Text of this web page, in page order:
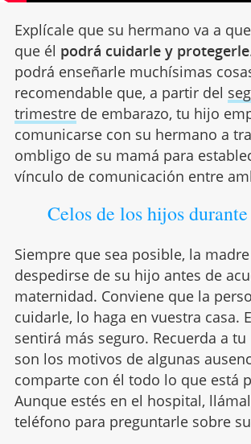
Explícale que su hermano va a
que él podrá cuidarle y protegerle
podrá enseñarle muchísimas
recomendable que, a partir del
trimestrede embarazo, tu hijo
comunicarse con su hermano a
ombligo de su mamá para
vínculo de comunicación entre
Celos de los hijos
Siempre que sea posible, la
despedirse de su hijo antes de
maternidad. Conviene que la
cuidarle, lo haga en vuestra casa.
sentirá más seguro. Recuerda a
son los motivos de algunas
comparte con él todo lo que está
Aunque estés en el hospital,
teléfono para preguntarle sobre